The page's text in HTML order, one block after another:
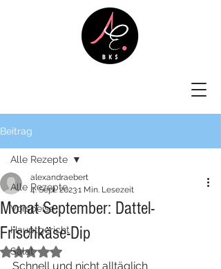
Beitrag
Alle Rezepte
Vorspeise
Hauptgericht
Salat
Alle Rezepte
Monat September: Dattel-
Frischkäse-Dip
alexandraebert
4. Sept. 20231 Min. Lesezeit
Mit NaN von 5 Sternen bewertet.
Schnell und nicht alltäglich